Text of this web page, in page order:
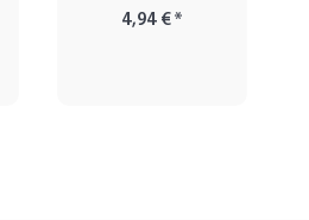
4,94 €*